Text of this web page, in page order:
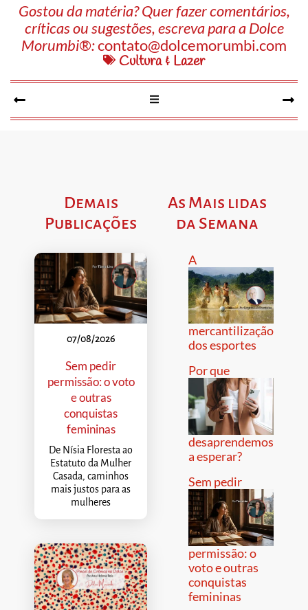
Gostou da matéria? Quer fazer comentários,
críticas ou sugestões, escreva para a Dolce
Morumbi®:contato@dolcemorumbi.com
Cultura & Lazer
Demais
Publicações
07/08/2026
Sem pedir
permissão: o voto
e outras
conquistas
femininas
De Nísia Floresta ao
Estatuto da Mulher
Casada, caminhos
mais justos para as
mulheres
As Mais lidas
da Semana
A
mercantilização
dos esportes
Por que
desaprendemos
a esperar?
Sem pedir
permissão: o
voto e outras
conquistas
femininas